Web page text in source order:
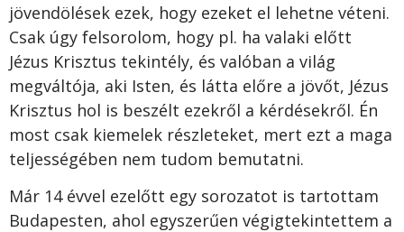
jövendölések ezek, hogy ezeket el lehetne véteni.
Csak úgy felsorolom, hogy pl. ha valaki előtt
Jézus Krisztus tekintély, és valóban a világ
megváltója, aki Isten, és látta előre a jövőt, Jézus
Krisztus hol is beszélt ezekről a kérdésekről. Én
most csak kiemelek részleteket, mert ezt a maga
teljességében nem tudom bemutatni.
Már 14 évvel ezelőtt egy sorozatot is tartottam
Budapesten, ahol egyszerűen végigtekintettem a